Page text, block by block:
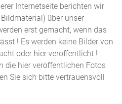
Internetseite berichten wir
über unser
erst gemacht, wenn das
! Es werden keine Bilder von
oder hier veröffentlicht !
die hier veröffentlichen Fotos
Sie sich bitte vertrauensvoll